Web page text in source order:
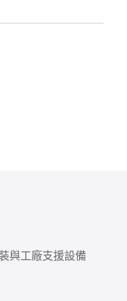
與工廠支援設備